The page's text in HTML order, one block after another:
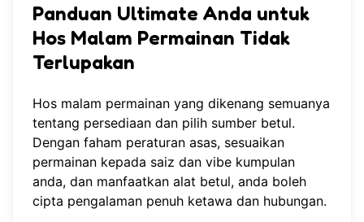
Panduan Ultimate Anda untuk
Hos Malam Permainan Tidak
Terlupakan
Hos malam permainan yang dikenang semuanya
tentang persediaan dan pilih sumber betul.
Dengan faham peraturan asas, sesuaikan
permainan kepada saiz dan vibe kumpulan
anda, dan manfaatkan alat betul, anda boleh
cipta pengalaman penuh ketawa dan hubungan.